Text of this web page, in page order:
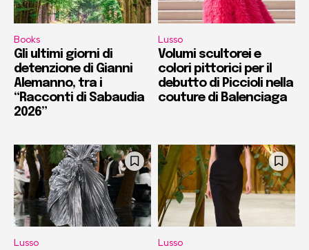
Books
Gli ultimi giorni di
detenzione di Gianni
Alemanno, tra i
“Racconti di Sabaudia
2026”
Lusso
Volumi scultorei e
colori pittorici per il
debutto di Piccioli nella
couture di Balenciaga
Lusso Lusso